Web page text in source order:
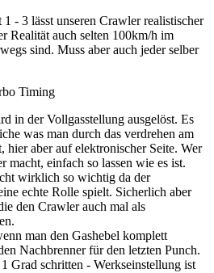
1 - 3 lässt unseren Crawler realistischer
Realität auch selten 100km/h im
sind. Muss aber auch jeder selber
Timing
in der Vollgasstellung ausgelöst. Es
was man durch das verdrehen am
hier aber auf elektronischer Seite. Wer
macht, einfach so lassen wie es ist.
wirklich so wichtig da der
echte Rolle spielt. Sicherlich aber
den Crawler auch mal als
man den Gashebel komplett
Nachbrenner für den letzten Punch.
Grad schritten - Werkseinstellung ist